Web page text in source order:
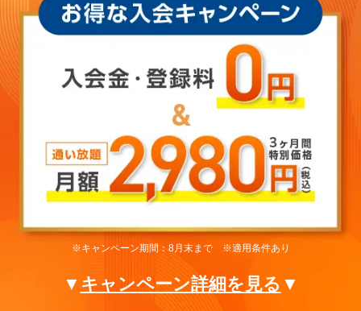
※キャンペーン期間：8月末まで ※適用条件あり
▼ キャンペーン詳細を見る ▼